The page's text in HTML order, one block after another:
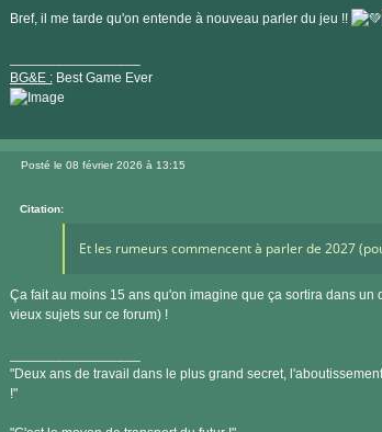
Bref, il me tarde qu'on entende à nouveau parler du jeu !!
BG&E :Best Game Ever
Visiter
site
Posté le 08 février 2026 à 13:15
Citation:
Et les rumeurs commencent à parler de 2027
Ça fait au moins 15 ans qu'on imagine que ça sortira dans un
vieux sujets sur ce forum) !
"Deux ans de travail dans le plus grand secret,
!"